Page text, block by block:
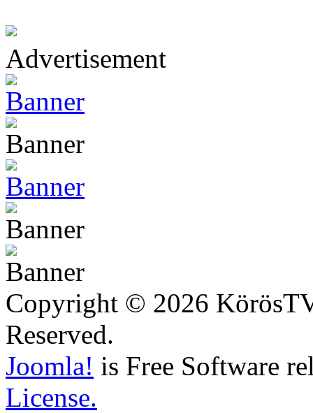
Advertisement
Copyright © 2026
Reserved.
Joomla! is Free Software
License.